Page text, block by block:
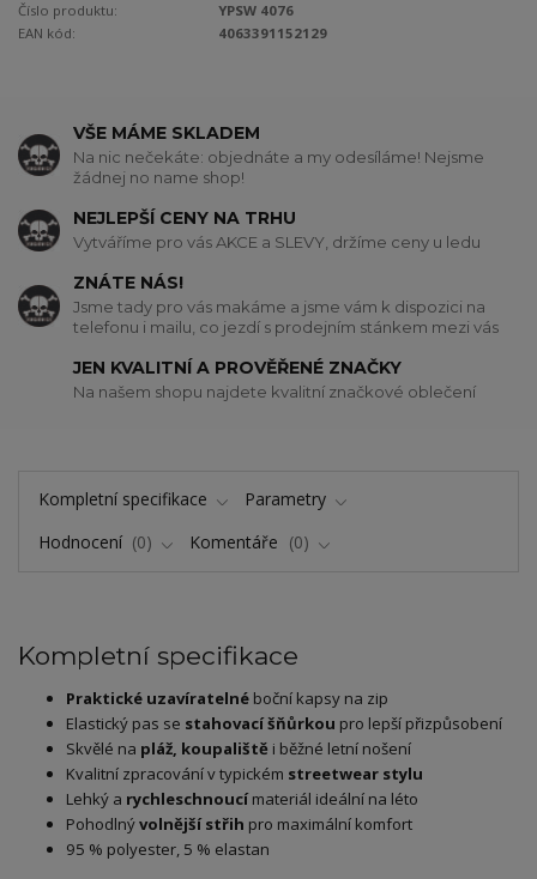
Číslo produktu:
YPSW 4076
EAN kód:
4063391152129
VŠE MÁME SKLADEM
Na nic nečekáte: objednáte a my odesíláme! Nejsme
žádnej no name shop!
NEJLEPŠÍ CENY NA TRHU
Vytváříme pro vás AKCE a SLEVY, držíme ceny u ledu
ZNÁTE NÁS!
Jsme tady pro vás makáme a jsme vám k dispozici na
telefonu i mailu, co jezdí s prodejním stánkem mezi vás
JEN KVALITNÍ A PROVĚŘENÉ ZNAČKY
Na našem shopu najdete kvalitní značkové oblečení
Kompletní specifikace
Parametry
Hodnocení
0 Komentáře 0
Kompletní specifikace
Praktické uzavíratelné boční kapsy na zip
Elastický pas se stahovací šňůrkou pro lepší přizpůsobení
Skvělé na pláž, koupaliště i běžné letní nošení
Kvalitní zpracování v typickém streetwear stylu
Lehký a rychleschnoucímateriál ideální na léto
Pohodlnývolnější střih pro maximální komfort
95 % polyester, 5 % elastan